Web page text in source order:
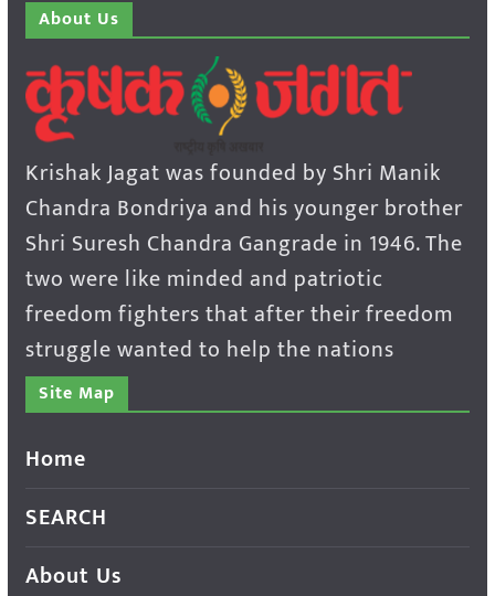
About Us
Krishak Jagat was founded by Shri Manik
Chandra Bondriya and his younger brother
Shri Suresh Chandra Gangrade in 1946. The
two were like minded and patriotic
freedom fighters that after their freedom
struggle wanted to help the nations
Site Map
Home
SEARCH
About Us